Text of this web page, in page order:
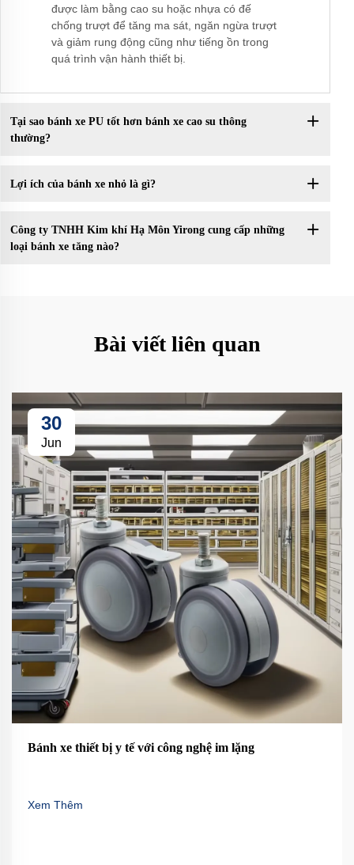
được làm bằng cao su hoặc nhựa có đế
chống trượt để tăng ma sát, ngăn ngừa trượt
và giảm rung động cũng như tiếng ồn trong
quá trình vận hành thiết bị.
Tại sao bánh xe PU tốt hơn bánh xe cao su thông
thường?
Lợi ích của bánh xe nhỏ là gì?
Công ty TNHH Kim khí Hạ Môn Yirong cung cấp những
loại bánh xe tăng nào?
Bài viết liên quan
30
Jun
Bánh xe thiết bị y tế với công nghệ im lặng
Xem Thêm